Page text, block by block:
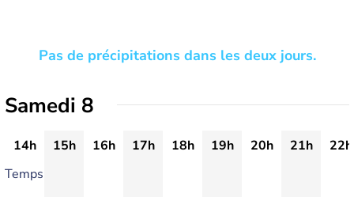
Pas de précipitations dans les deux jours.
Samedi 8
14h 15h 16h 17h 18h 19h 20h 21h
22h
Temps